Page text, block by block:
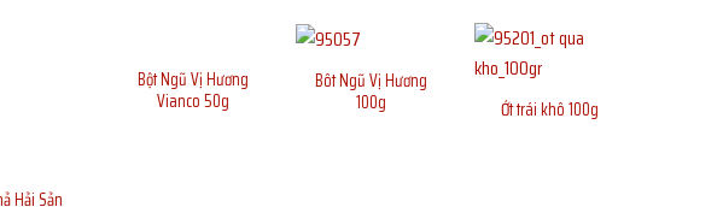
Hải Sản
Bột Ngũ Vị Hương
Vianco 50g
Bôt Ngũ Vị Hương
100g
Ớt trái khô 100g